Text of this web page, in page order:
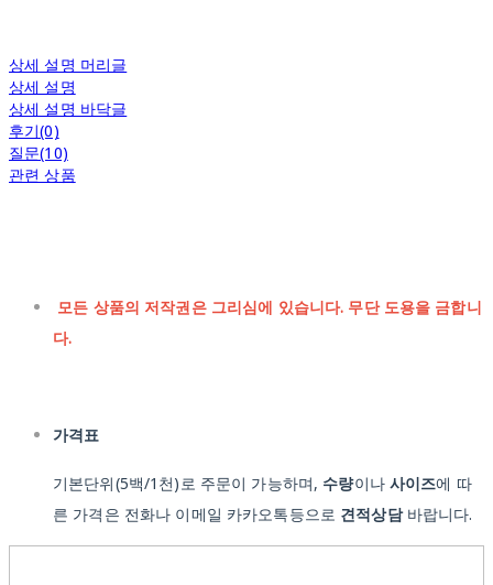
상세 설명 머리글
상세 설명
상세 설명 바닥글
후기(0)
질문(10)
관련 상품
모든 상품의 저작권은 그리심에 있습니다. 무단 도용을 금합니
다.
가격표
기본단위(5백/1천)로 주문이 가능하며, 수량이나 사이즈에 따
른 가격은 전화나 이메일 카카오톡등으로 견적상담바랍니다.